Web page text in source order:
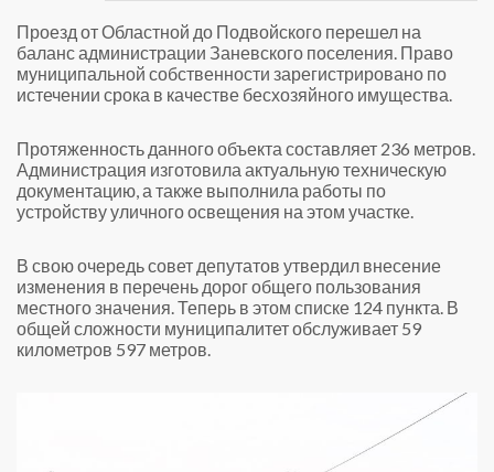
Проезд от Областной до Подвойского перешел на
баланс администрации Заневского поселения. Право
муниципальной собственности зарегистрировано по
истечении срока в качестве бесхозяйного имущества.
Протяженность данного объекта составляет 236 метров.
Администрация изготовила актуальную техническую
документацию, а также выполнила работы по
устройству уличного освещения на этом участке.
В свою очередь совет депутатов утвердил внесение
изменения в перечень дорог общего пользования
местного значения. Теперь в этом списке 124 пункта. В
общей сложности муниципалитет обслуживает 59
километров 597 метров.